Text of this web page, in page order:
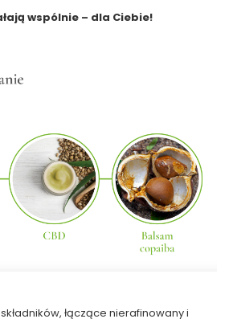
wspólnie – dla Ciebie!
łączące nierafinowany i